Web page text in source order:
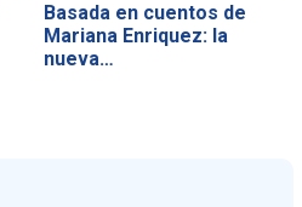
Basada en cuentos de
Mariana Enriquez: la
nueva…